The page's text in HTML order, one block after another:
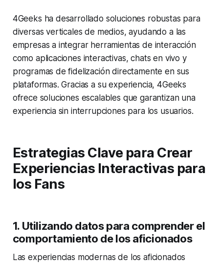
4Geeks ha desarrollado soluciones robustas para
diversas verticales de medios, ayudando a las
empresas a integrar herramientas de interacción
como aplicaciones interactivas, chats en vivo y
programas de fidelización directamente en sus
plataformas. Gracias a su experiencia, 4Geeks
ofrece soluciones escalables que garantizan una
experiencia sin interrupciones para los usuarios.
Estrategias Clave para Crear
Experiencias Interactivas para
los Fans
1. Utilizando datos para comprender el
comportamiento de los aficionados
Las experiencias modernas de los aficionados